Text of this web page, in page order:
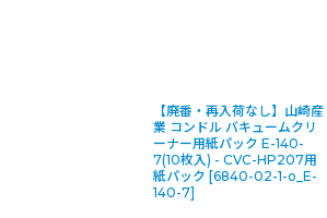
【廃番・再入荷なし】山崎産
業 コンドル バキュームクリ
ーナー用紙パック E-140-
7(10枚入) - CVC-HP207用
紙パック [6840-02-1-o_E-
140-7]